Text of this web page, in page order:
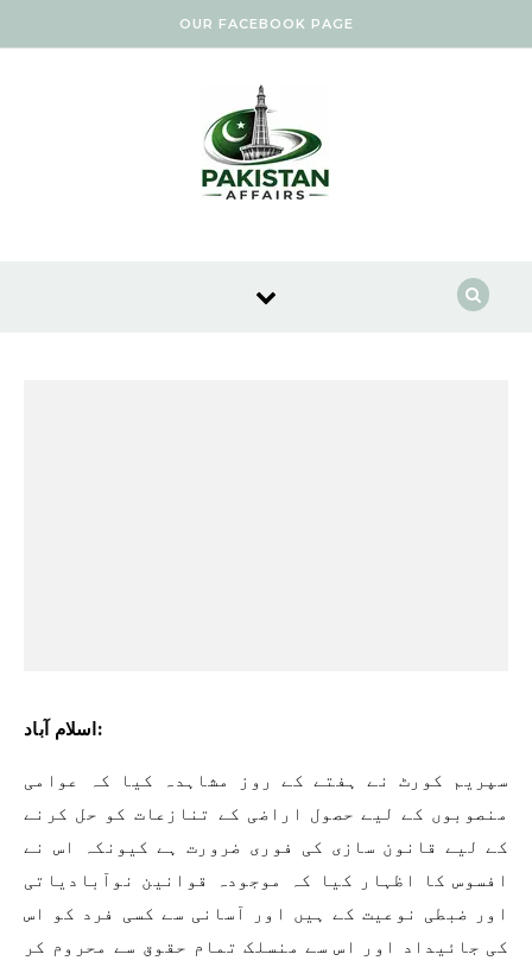
OUR FACEBOOK PAGE
اسلام آباد:
سپریم کورٹ نے ہفتے کے روز مشاہدہ کیا کہ عوامی
منصوبوں کے لیے حصول اراضی کے تنازعات کو حل کرنے
کے لیے قانون سازی کی فوری ضرورت ہے کیونکہ اس نے
افسوس کا اظہار کیا کہ موجودہ قوانین نوآبادیاتی
اور ضبطی نوعیت کے ہیں اور آسانی سے کسی فرد کو اس
کی جائیداد اور اس سے منسلک تمام حقوق سے محروم کر